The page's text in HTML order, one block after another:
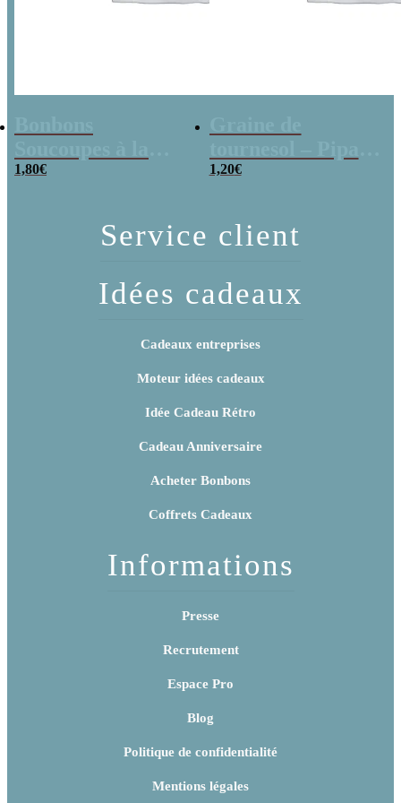
poudre (x20)
1,80€
x 3
1,20€
Service client
Idées cadeaux
Cadeaux entreprises
Moteur idées cadeaux
Idée Cadeau Rétro
Cadeau Anniversaire
Acheter Bonbons
Coffrets Cadeaux
Informations
Presse
Recrutement
Espace Pro
Blog
Politique de confidentialité
Mentions légales